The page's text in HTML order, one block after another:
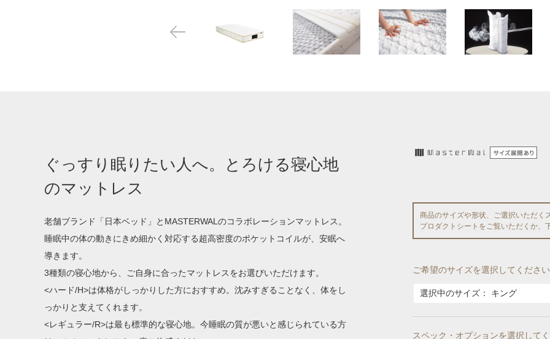
ぐっすり眠りたい人へ。とろける寝心地
のマットレス
老舗ブランド「日本ベッド」とMASTERWALのコラボレーションマットレス。
睡眠中の体の動きにきめ細かく対応する超高密度のポケットコイルが、安眠へ
導きます。
3種類の寝心地から、ご自身に合ったマットレスをお選びいただけます。
<ハード/H>は体格がしっかりした方におすすめ。沈みすぎることなく、体をし
っかりと支えてくれます。
<レギュラー/R>は最も標準的な寝心地。今睡眠の質が悪いと感じられている方
商品のサイズや形状、ご選択いただく
プロダクトシートをご覧いただくか、
ご希望のサイズを選択してください
選択中のサイズ： キング
スペック・オプションを選択して